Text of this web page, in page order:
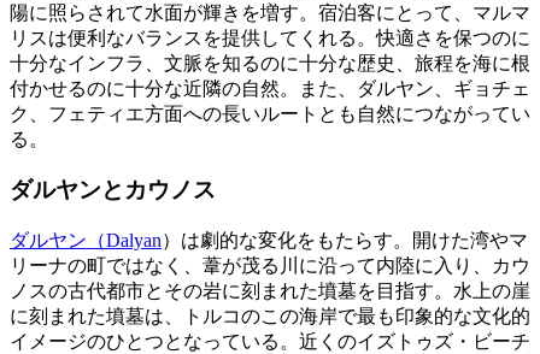
陽に照らされて水面が輝きを増す。宿泊客にとって、マルマ
リスは便利なバランスを提供してくれる。快適さを保つのに
十分なインフラ、文脈を知るのに十分な歴史、旅程を海に根
付かせるのに十分な近隣の自然。また、ダルヤン、ギョチェ
ク、フェティエ方面への長いルートとも自然につながってい
る。
ダルヤンとカウノス
ダルヤン（Dalyan）は劇的な変化をもたらす。開けた湾やマ
リーナの町ではなく、葦が茂る川に沿って内陸に入り、カウ
ノスの古代都市とその岩に刻まれた墳墓を目指す。水上の崖
に刻まれた墳墓は、トルコのこの海岸で最も印象的な文化的
イメージのひとつとなっている。近くのイズトゥズ・ビーチ